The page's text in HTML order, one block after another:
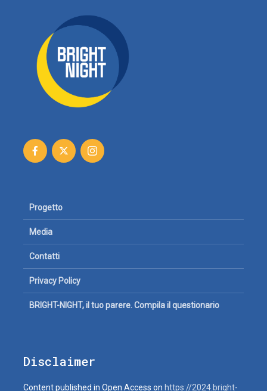
Progetto
Media
Contatti
Privacy Policy
BRIGHT-NIGHT, il tuo parere. Compila il questionario
Disclaimer
Content published in Open Access on https://2024.bright-